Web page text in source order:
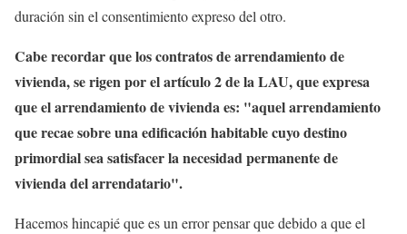
duración sin el consentimiento expreso del otro.
Cabe recordar que los contratos de arrendamiento de
vivienda, se rigen por el artículo 2 de la LAU, que expresa
que el arrendamiento de vivienda es: "aquel arrendamiento
que recae sobre una edificación habitable cuyo destino
primordial sea satisfacer la necesidad permanente de
vivienda del arrendatario".
Hacemos hincapié que es un error pensar que debido a que el